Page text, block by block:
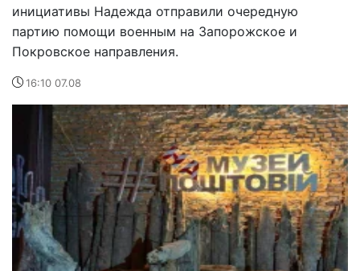
инициативы Надежда отправили очередную
партию помощи военным на Запорожское и
Покровское направления.
16:10 07.08